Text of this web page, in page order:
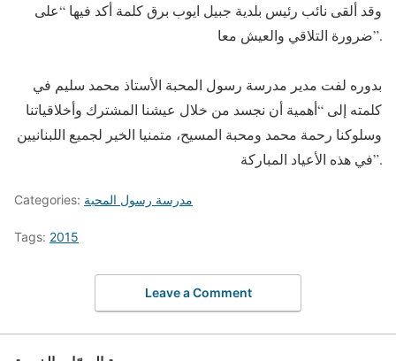
وقد ألقى نائب رئيس بلدية جبيل ايوب برق كلمة أكد فيها “على
ضرورة التلاقي والعيش معا”.
بدوره لفت مدير مدرسة رسول المحبة الأستاذ محمد سليم في
كلمته إلى “أهمية أن نجسد من خلال عيشنا المشترك وأخلاقياتنا
وسلوكنا رحمة محمد ومحبة المسيح، متمنيا الخير لجميع اللبنانيين
في هذه الأعياد المباركة”.
Categories: مدرسة رسول المحبة
Tags: 2015
Leave a Comment